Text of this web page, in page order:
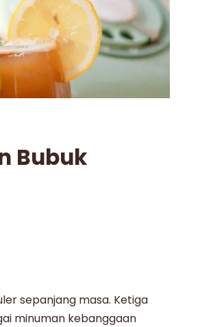
Bubuk
sepanjang masa. Ketiga
minuman kebanggaan